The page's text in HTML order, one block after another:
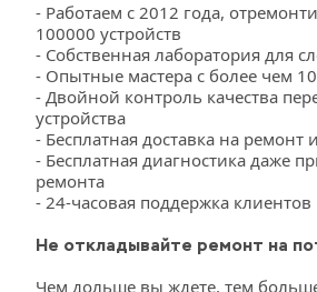
- Работаем с 2012 года,
100000 устройств
- Собственная лаборатория для
- Опытные мастера с более чем
- Двойной контроль качества
устройства
- Бесплатная доставка на ремонт
- Бесплатная диагностика даже
ремонта
- 24-часовая поддержка клиентов
Не откладывайте ремонт на
Чем дольше вы ждете, тем